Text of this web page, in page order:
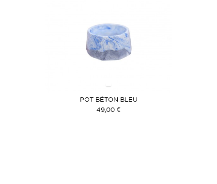
POT BÉTON BLEU
49,00 €